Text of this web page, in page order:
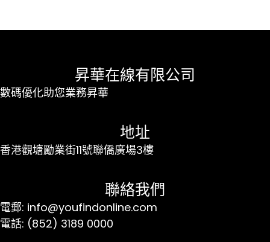
昇華在線有限公司
數碼優化助您業務昇華
地址
香港觀塘勵業街11號聯僑廣場3樓
聯絡我們
電郵: info@youfindonline.com
電話: (852) 3189 0000